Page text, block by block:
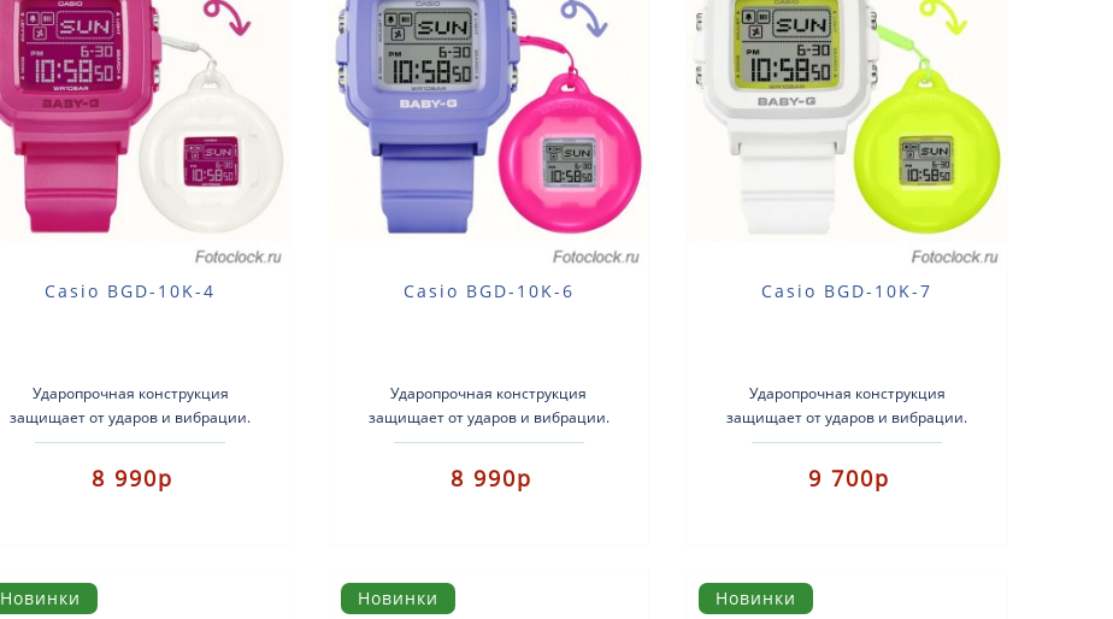
Casio BGD-10K-4
Ударопрочная конструкция
защищает от ударов и вибрации.
Этот комплект Baby-G+ можно носить
двумя способами: как наруч..
8 990р
Casio BGD-10K-6
Ударопрочная конструкция
защищает от ударов и вибрации.
Этот комплект Baby-G+ можно носить
двумя способами: как наруч..
8 990р
Casio BGD-10K-7
Ударопрочная конструкция
защищает от ударов и вибрации.
Этот комплект Baby-G+ можно носить
двумя способами: как наруч..
9 700р
Новинки Новинки Новинки